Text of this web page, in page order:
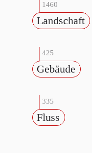
1460
Landschaft
425
Gebäude
335
Fluss